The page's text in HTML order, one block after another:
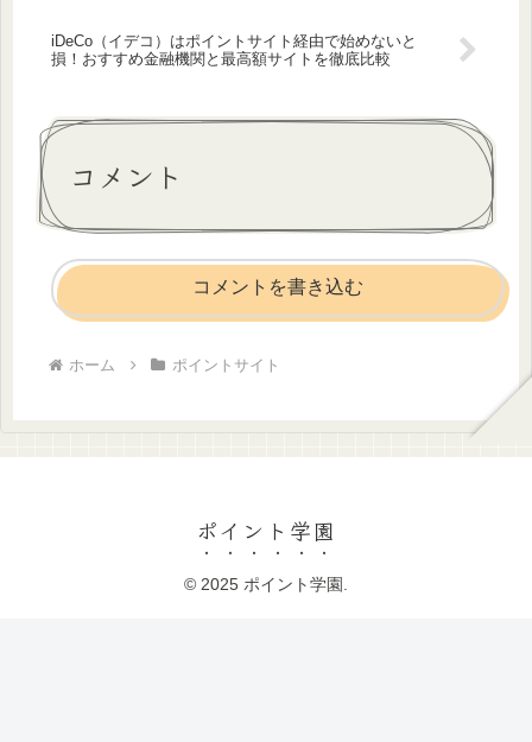
iDeCo（イデコ）はポイントサイト経由で始めないと
損！おすすめ金融機関と最高額サイトを徹底比較
コメント
コメントを書き込む
ホーム ポイントサイト
ポイント学園
© 2025 ポイント学園.